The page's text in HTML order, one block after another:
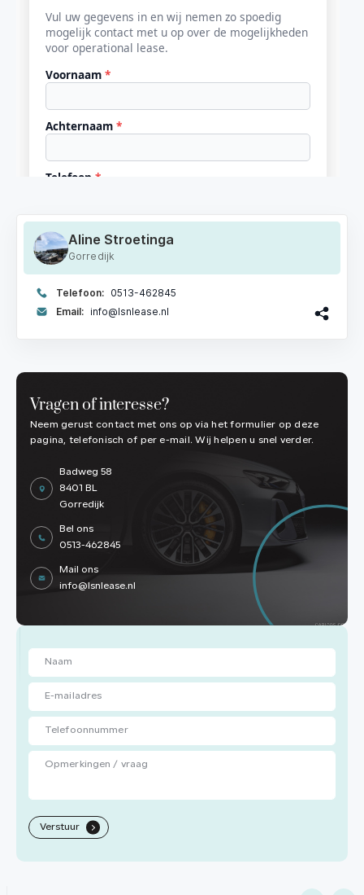
Aline Stroetinga
Gorredijk
Telefoon: 0513-462845
Email: info@lsnlease.nl
Vragen of interesse?
Neem gerust contact met ons op via het formulier op deze
pagina, telefonisch of per e-mail. Wij helpen u snel verder.
Badweg 58
8401 BL
Gorredijk
Bel ons
0513-462845
Mail ons
info@lsnlease.nl
Verstuur .